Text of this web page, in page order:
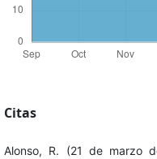
Citas
Alonso, R. (21 de marzo